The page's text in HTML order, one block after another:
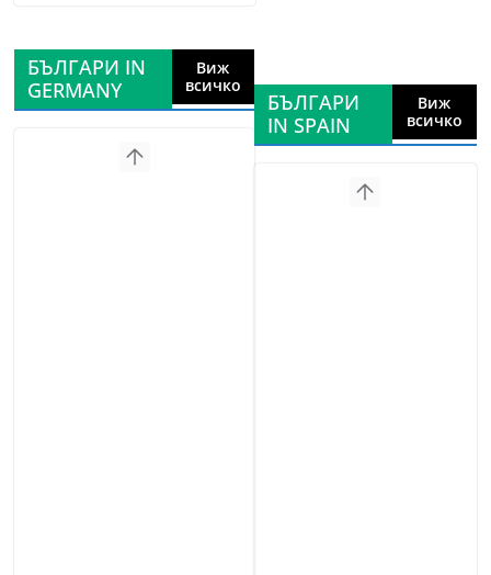
БЪЛГАРИ IN
GERMANY
Виж
всичко
БЪЛГАРИ
IN SPAIN
Виж
всичко